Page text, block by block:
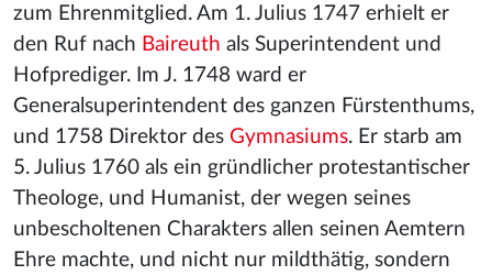
zum Ehrenmitglied. Am 1. Julius 1747 erhielt er
den Ruf nach Baireuth als Superintendent und
Hofprediger. Im J. 1748 ward er
Generalsuperintendent des ganzen Fürstenthums,
und 1758 Direktor des Gymnasiums. Er starb am
5. Julius 1760 als ein gründlicher protestantischer
Theologe, und Humanist, der wegen seines
unbescholtenen Charakters allen seinen Aemtern
Ehre machte, und nicht nur mildthätig, sondern